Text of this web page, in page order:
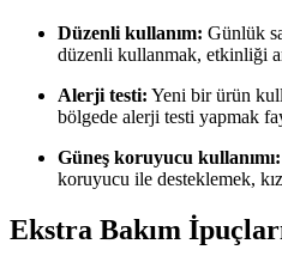
Düzenli kullanım: Günlük
düzenli kullanmak, etkinliği
Alerji testi: Yeni bir ürün
bölgede alerji testi yapmak
Güneş koruyucu kullanımı:
koruyucu ile desteklemek,
Ekstra Bakım